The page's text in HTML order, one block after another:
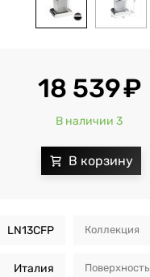
LN13CFP
Италия
Коллекция
Поверхность
18 539
В наличии 3